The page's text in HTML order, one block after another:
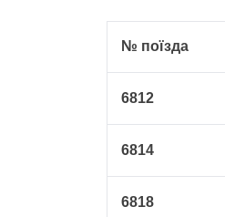
№ поїзда
6812
6814
6818